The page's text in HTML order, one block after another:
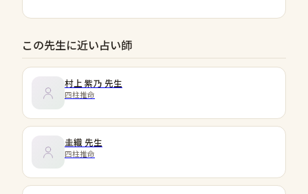
この先生に近い占い師
村上 紫乃 先生
四柱推命
圭織 先生
四柱推命